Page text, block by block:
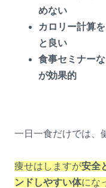
めない
カロリー計算
と良い
食事セミナー
が効果的
一日一食だけでは、
痩せはしますが安全
ンドしやすい体にな